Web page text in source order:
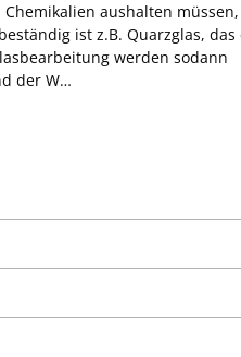
aushalten
ist z.B. Quarzglas,
werden sodann
der W…